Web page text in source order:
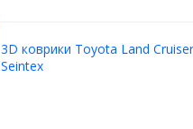
3D коврики Toyota Land
Seintex